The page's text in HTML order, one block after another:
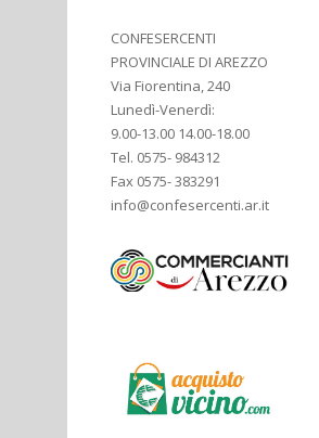
CONFESERCENTI
PROVINCIALE DI AREZZO
Via Fiorentina, 240
Lunedì-Venerdì:
9.00-13.00 14.00-18.00
Tel. 0575- 984312
Fax 0575- 383291
info@confesercenti.ar.it